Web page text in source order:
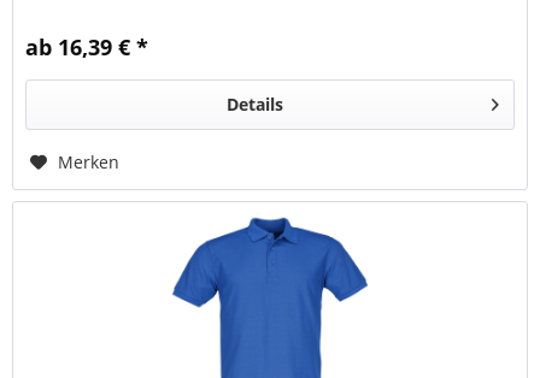
ab 16,39 € *
Details
Merken